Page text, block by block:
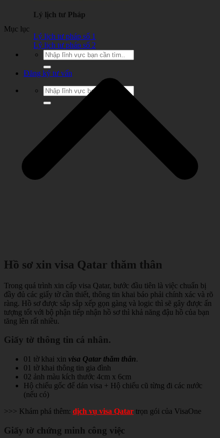
Lý lịch tư Pháp
Lý lịch tư pháp số 1
Lý lịch tư pháp số 2
Đăng ký tư vấn
Mục lục
Hồ sơ xin visa Qatar thăm thân
Trong quá trình xin cấp visa Qatar, bước đầu tiên là việc chuẩn bị
đầy đủ các giấy tờ cần thiết, thông tin khai báo phải chính xác và rõ
ràng. Hồ sơ được sắp sắp xếp gọn gàng và logic thì sẽ gây được ấn
tượng tốt với bộ phận tiếp nhận hồ sơ thì khả năng đậu hồ của bạn
tăng lên rất nhiều.
Giấy tờ thông tin cá nhân.
01 tờ khai xin visa Qatar thăm thân.
01 tờ khai thông tin gia đình
02 ảnh màu kích thước 4cm x 6cm
Hộ chiếu gốc để dán visa + Hộ chiếu cũ từng đi các nước
(nếu có)
>>> Khám phá thêm: dịch vụ visa Qatar trọn gói của VisaOne
Giấy tờ chứng minh công việc